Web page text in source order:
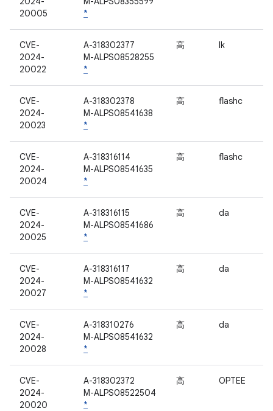
20005
*
CVE-
2024-
20022
A-318302377
M-ALPS08528255
*
高 lk
CVE-
2024-
20023
A-318302378
M-ALPS08541638
*
高 flashc
CVE-
2024-
20024
A-318316114
M-ALPS08541635
*
高 flashc
CVE-
2024-
20025
A-318316115
M-ALPS08541686
*
高 da
CVE-
2024-
20027
A-318316117
M-ALPS08541632
*
高 da
CVE-
2024-
20028
A-318310276
M-ALPS08541632
*
高 da
CVE-
2024-
20020
A-318302372
M-ALPS08522504
*
高 OPTEE